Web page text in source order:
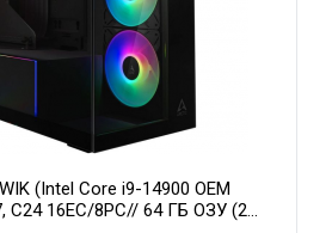
(Intel Core i9-14900 OEM
C24 16EC/8PC// 64 ГБ ОЗУ (2